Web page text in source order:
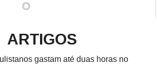
ARTIGOS
gastam até duas horas no